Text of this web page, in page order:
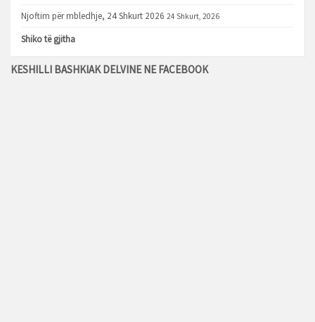
Njoftim për mbledhje, 24 Shkurt 2026 24 Shkurt, 2026
Shiko të gjitha
KESHILLI BASHKIAK DELVINE NE FACEBOOK